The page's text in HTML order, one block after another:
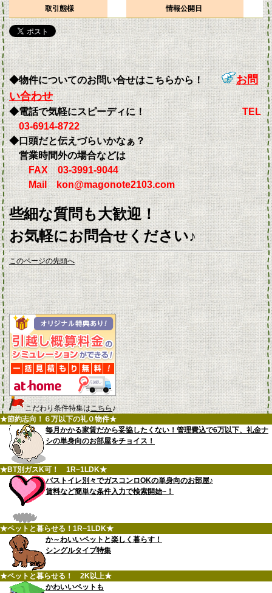
取引態様 情報公開日
◆物件についてのお問い合せはこちらから！
お問
い合わせ
◆電話で気軽にスピーディに！TEL
03-6914-8722
◆口頭だと伝えづらいかなぁ？
営業時間外の場合などは
FAX 03-3991-9044
Mail kon@magonote2103.com
些細な質問も大歓迎！
お気軽にお問合せください♪
このページの先頭へ
こだわり条件特集はこちら♪
★節約志向！６万以下の礼０物件★
毎月かかる家賃だから妥協したくない！管理費込で6万以下、礼金ナ
シの単身向のお部屋をチョイス！
★BT別ガスK可！ 1R~1LDK★
バストイレ別々でガスコンロOKの単身向のお部屋♪
賃料など簡単な条件入力で検索開始~！
★ペットと暮らせる！1R~1LDK★
か～わいいペットと楽しく暮らす！
シングルタイプ特集
★ペットと暮らせる！ 2K以上★
かわいいペットも